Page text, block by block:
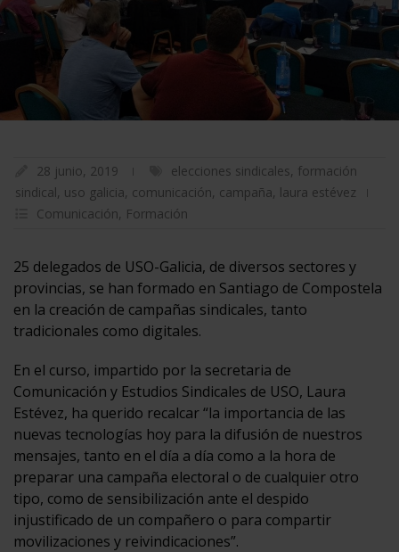
28 junio, 2019 elecciones sindicales, formación
sindical, uso galicia, comunicación, campaña, laura estévez
Comunicación, Formación
25 delegados de USO-Galicia, de diversos sectores y
provincias, se han formado en Santiago de Compostela
en la creación de campañas sindicales, tanto
tradicionales como digitales.
En el curso, impartido por la secretaria de
Comunicación y Estudios Sindicales de USO, Laura
Estévez, ha querido recalcar “la importancia de las
nuevas tecnologías hoy para la difusión de nuestros
mensajes, tanto en el día a día como a la hora de
preparar una campaña electoral o de cualquier otro
tipo, como de sensibilización ante el despido
injustificado de un compañero o para compartir
movilizaciones y reivindicaciones”.